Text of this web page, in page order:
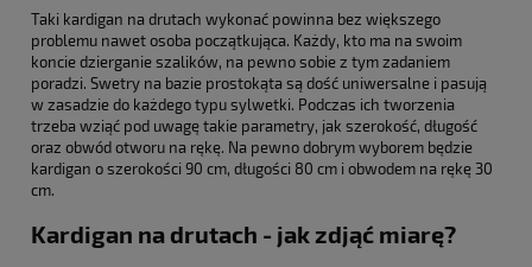
Taki kardigan na drutach wykonać powinna bez większego
problemu nawet osoba początkująca. Każdy, kto ma na swoim
koncie dzierganie szalików, na pewno sobie z tym zadaniem
poradzi. Swetry na bazie prostokąta są dość uniwersalne i pasują
w zasadzie do każdego typu sylwetki. Podczas ich tworzenia
trzeba wziąć pod uwagę takie parametry, jak szerokość, długość
oraz obwód otworu na rękę. Na pewno dobrym wyborem będzie
kardigan o szerokości 90 cm, długości 80 cm i obwodem na rękę 30
cm.
Kardigan na drutach - jak zdjąć miarę?